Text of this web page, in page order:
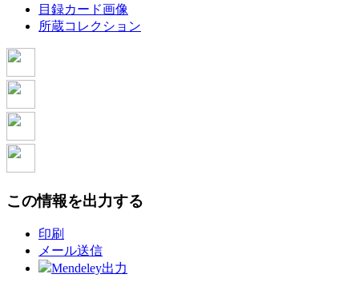
目録カード画像
所蔵コレクション
この情報を出力する
印刷
メール送信
Mendeley出力